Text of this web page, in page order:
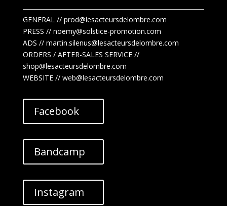
GENERAL // prod@lesacteursdelombre.com
PRESS // noemy@solstice-promotion.com
ADS // martin.silenus@lesacteursdelombre.com
ORDERS / AFTER-SALES SERVICE //
shop@lesacteursdelombre.com
WEBSITE // web@lesacteursdelombre.com
Facebook
Bandcamp
Instagram